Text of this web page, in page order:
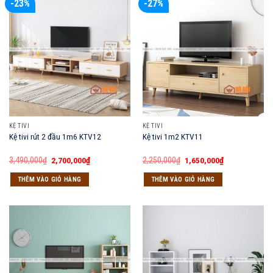
-23%
KỆ TIVI
Kệ tivi rút 2 đầu 1m6 KTV12
3,490,000₫ Giá
gốc
là:
3,490,000₫.
2,700,000₫Giá
hiện
THÊM VÀO GIỎ HÀNG
-27%
KỆ TIVI
Kệ tivi 1m2 KTV11
2,250,000₫ Giá
gốc
là:
2,250,000₫.
1,650,000₫Giá
hiện
THÊM VÀO GIỎ HÀNG